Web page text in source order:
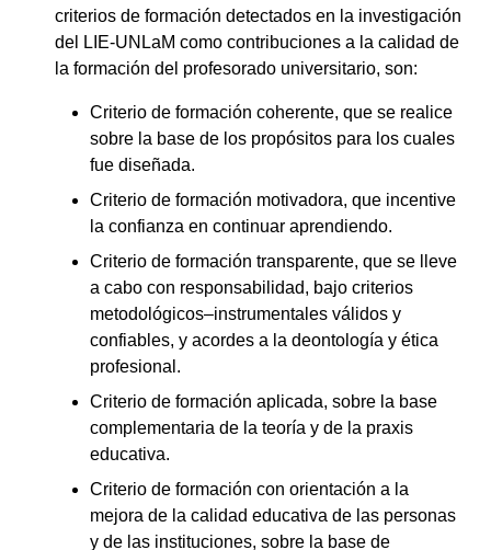
criterios de formación detectados en la investigación
del LIE-UNLaM como contribuciones a la calidad de
la formación del profesorado universitario, son:
Criterio de formación coherente, que se realice
sobre la base de los propósitos para los cuales
fue diseñada.
Criterio de formación motivadora, que incentive
la confianza en continuar aprendiendo.
Criterio de formación transparente, que se lleve
a cabo con responsabilidad, bajo criterios
metodológicos–instrumentales válidos y
confiables, y acordes a la deontología y ética
profesional.
Criterio de formación aplicada, sobre la base
complementaria de la teoría y de la praxis
educativa.
Criterio de formación con orientación a la
mejora de la calidad educativa de las personas
y de las instituciones, sobre la base de